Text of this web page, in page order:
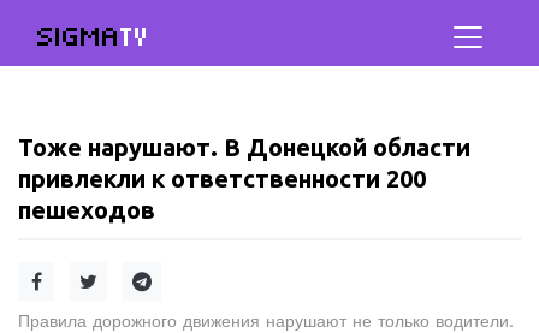
SIGMATV
Тоже нарушают. В Донецкой области
привлекли к ответственности 200
пешеходов
Правила дорожного движения нарушают не только водители.